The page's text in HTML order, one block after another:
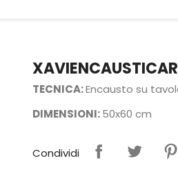
TECNICA:Encausto su
DIMENSIONI:50x60 cm
Condividi